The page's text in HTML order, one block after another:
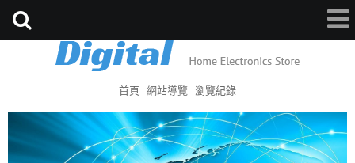
首頁 網站導覽 瀏覽紀錄